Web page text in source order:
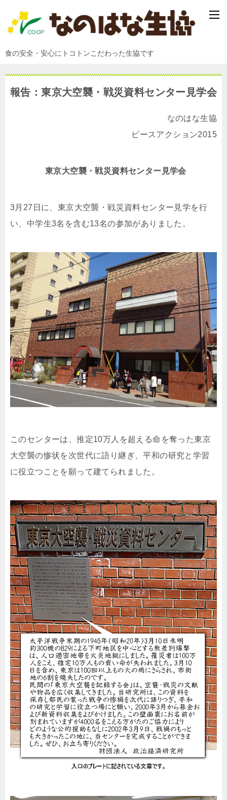
食の安全・安心にトコトンこだわった生協です
報告：東京大空襲・戦災資料センター見学会
なのはな生協
ピースアクション2015
東京大空襲・戦災資料センター見学会
3月27日に、東京大空襲・戦災資料センター見学を行
い、中学生3名を含む13名の参加がありました。
このセンターは、推定10万人を超える命を奪った東京
大空襲の惨状を次世代に語り継ぎ、平和の研究と学習
に役立つことを願って建てられました。